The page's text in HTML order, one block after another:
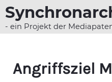
- ein Projekt der
Angriffsziel